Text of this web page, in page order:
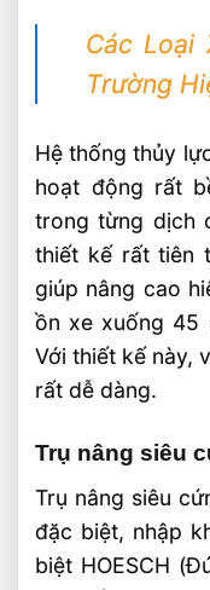
Các Loại
Trường
Hệ thống thủy
hoạt động rất
trong từng dịch
thiết kế rất tiên
giúp nâng cao
ồn xe xuống 45
Với thiết kế này,
rất dễ dàng.
Trụ nâng siêu
Trụ nâng siêu
đặc biệt, nhập
biệt HOESCH